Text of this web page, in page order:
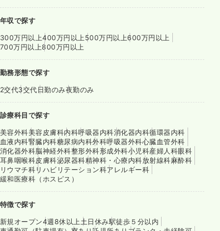
年収で探す
300万円以上400万円以上 500万円以上600万円以上
700万円以上800万円以上
勤務形態で探す
2交代3交代日勤のみ夜勤のみ
診療科目で探す
美容外科美容皮膚科内科呼吸器内科消化器内科循環器内科
血液内科腎臓内科糖尿病内科外科呼吸器外科心臓血管外科
消化器外科脳神経外科整形外科形成外科小児科産婦人科眼科
耳鼻咽喉科皮膚科泌尿器科精神科・心療内科放射線科麻酔科
リウマチ科リハビリテーション科アレルギー科
緩和医療科（ホスピス）
特徴で探す
新規オープン4週8休以上 土日休み駅徒歩５分以内